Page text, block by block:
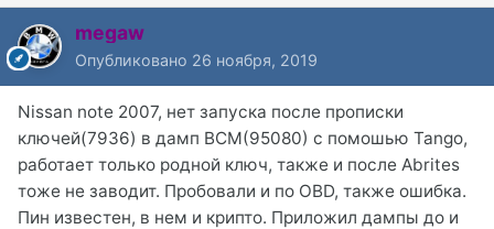
megaw
Опубликовано 26 ноября, 2019
Nissan note 2007, нет запуска после прописки
ключей(7936) в дамп BCM(95080) с помошью Tango,
работает только родной ключ, также и после Abrites
тоже не заводит. Пробовали и по OBD, также ошибка.
Пин известен, в нем и крипто. Приложил дампы до и